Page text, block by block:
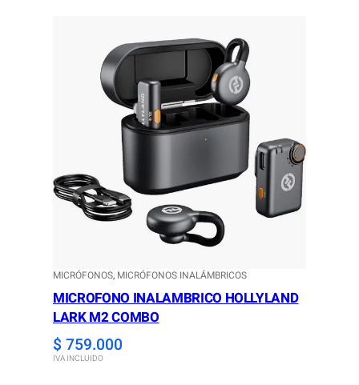
MICRÓFONOS, MICRÓFONOS INALÁMBRICOS
MICROFONO INALAMBRICO HOLLYLAND
LARK M2 COMBO
$ 759.000
IVA INCLUIDO